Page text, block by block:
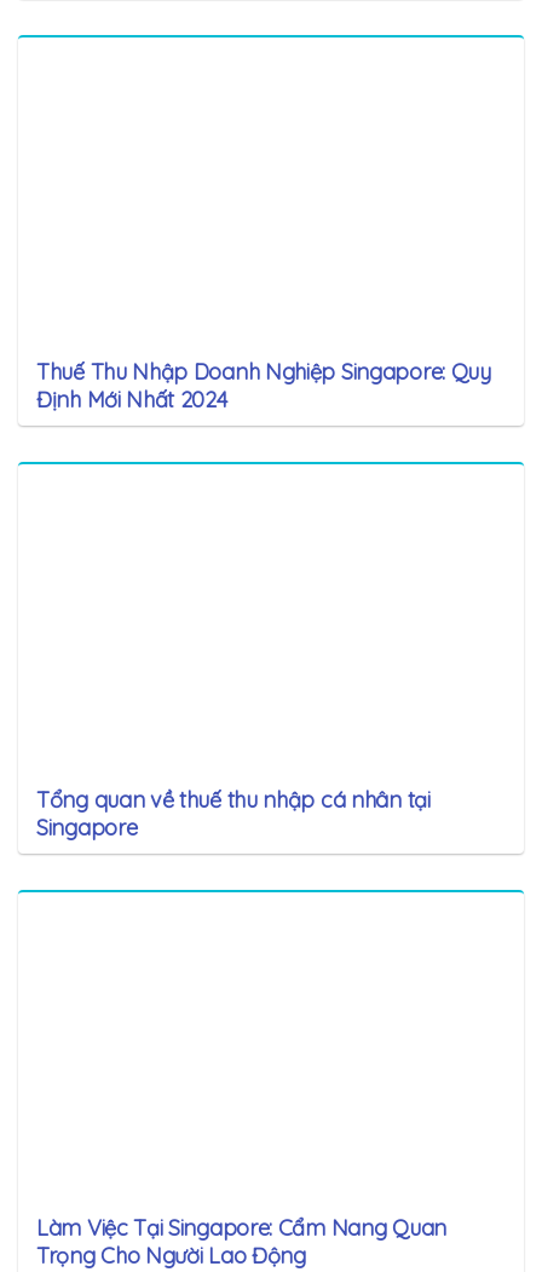
Thuế Thu Nhập Doanh Nghiệp Singapore: Quy
Định Mới Nhất 2024
Tổng quan về thuế thu nhập cá nhân tại
Singapore
Làm Việc Tại Singapore: Cẩm Nang Quan
Trọng Cho Người Lao Động